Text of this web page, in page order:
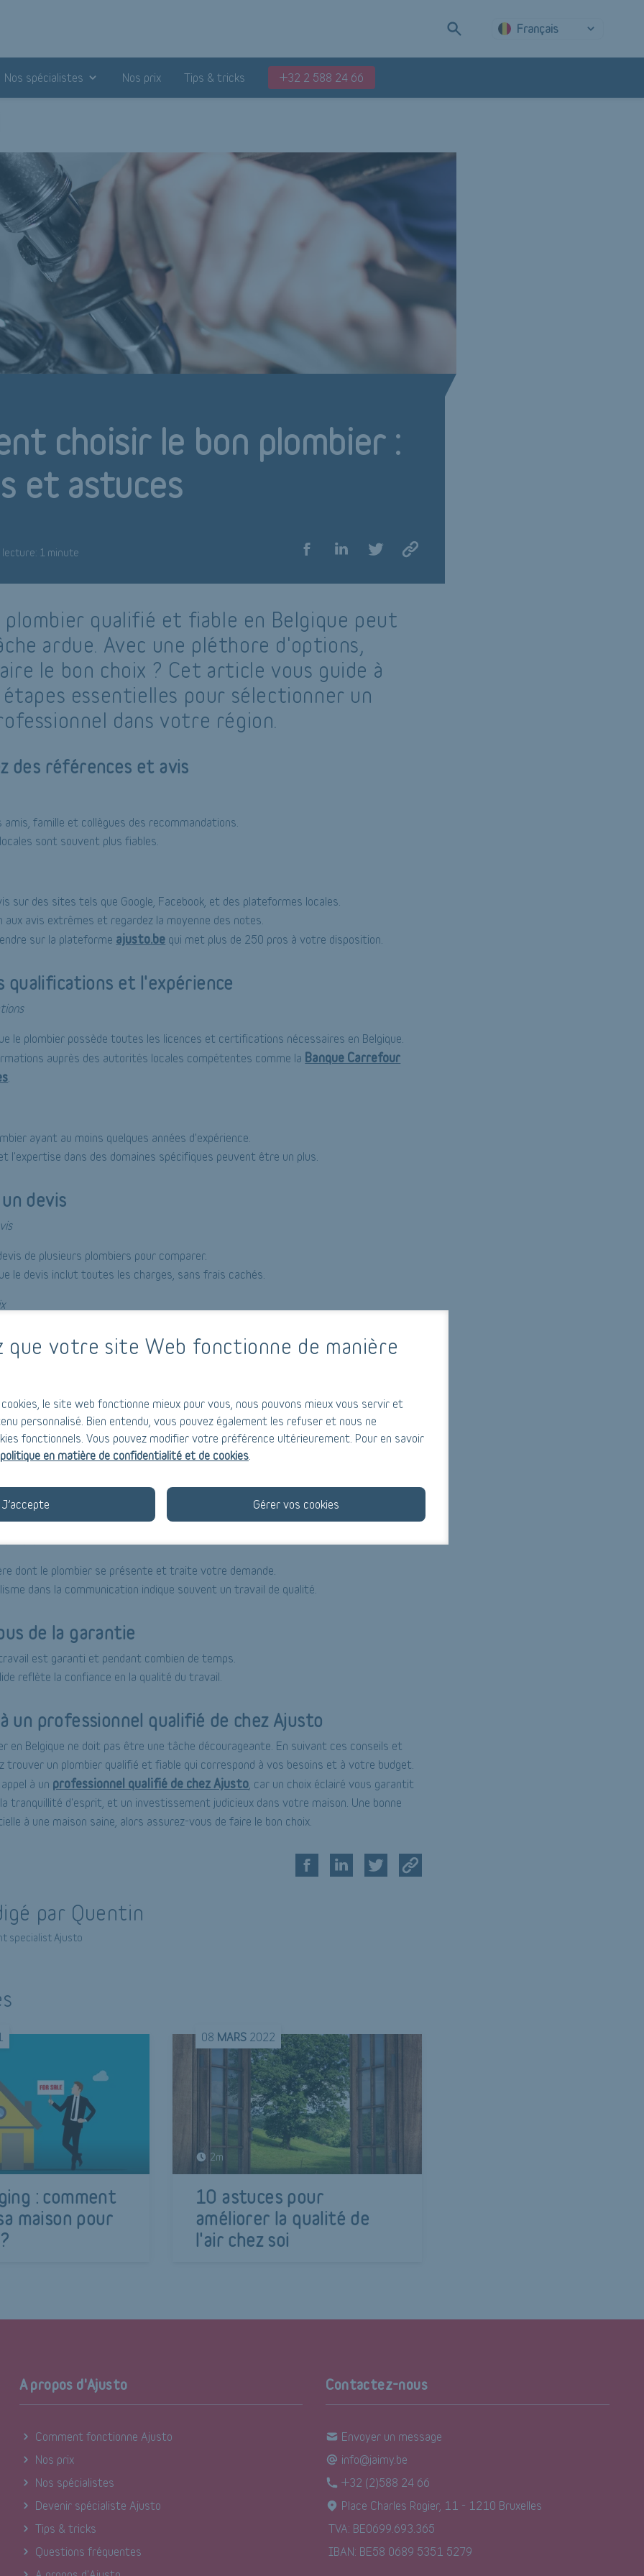
que votre site Web fonctionne de manière
le site web fonctionne mieux pour vous, nous pouvons mieux vous servir et
personnalisé. Bien entendu, vous pouvez également les refuser et nous ne
fonctionnels. Vous pouvez modifier votre préférence ultérieurement. Pour en savoir
en matière de confidentialité et de cookies
J’accepte Gérer vos cookies
Français
Nos spécialistes Nos prix Tips & tricks +32 2 588 24 66
choisir le bon plombier :
et astuces
lecture: 1 minute
qualifié et fiable en Belgique peut
ardue. Avec une pléthore d'options,
le bon choix ? Cet article vous guide à
essentielles pour sélectionner un
dans votre région.
des références et avis
amis, famille et collègues des recommandations.
sont souvent plus fiables.
sur des sites tels que Google, Facebook, et des plateformes locales.
avis extrêmes et regardez la moyenne des notes.
sur la plateforme ajusto.be qui met plus de 250 pros à votre disposition.
qualifications et l'expérience
le plombier possède toutes les licences et certifications nécessaires en Belgique.
auprès des autorités locales compétentes comme la Banque Carrefour
ayant au moins quelques années d'expérience.
l'expertise dans des domaines spécifiques peuvent être un plus.
devis
de plusieurs plombiers pour comparer.
le devis inclut toutes les charges, sans frais cachés.
prix trop bas, qui peuvent indiquer une qualité inférieure.
et le professionnalisme
répond rapidement à vos appels et emails.
claire et concise est essentielle.
dont le plombier se présente et traite votre demande.
dans la communication indique souvent un travail de qualité.
de la garantie
est garanti et pendant combien de temps.
reflète la confiance en la qualité du travail.
un professionnel qualifié de chez Ajusto
en Belgique ne doit pas être une tâche décourageante. En suivant ces conseils et
trouver un plombier qualifié et fiable qui correspond à vos besoins et à votre budget.
à un professionnel qualifié de chez Ajusto , car un choix éclairé vous garantit
tranquillité d'esprit, et un investissement judicieux dans votre maison. Une bonne
à une maison saine, alors assurez-vous de faire le bon choix.
par Quentin
specialist Ajusto
: comment
maison pour
08 MARS 2022
2m
10 astuces pour
améliorer la qualité de
l'air chez soi
A propos d'Ajusto
Comment fonctionne Ajusto
Nos prix
Nos spécialistes
Devenir spécialiste Ajusto
Tips & tricks
Questions fréquentes
Contactez-nous
Envoyer un message
info@jaimy.be
+32 (2)588 24 66
Place Charles Rogier, 11 - 1210 Bruxelles
TVA: BE0699.693.365
IBAN: BE58 0689 5351 5279